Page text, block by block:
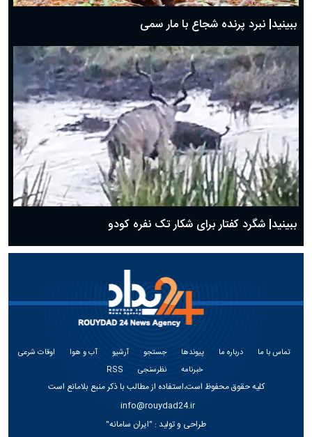
ببینید| نبرد پرنده شجاع با مار سمی
ببینید| شگرد کفتار برای شکار تک نفره کودو
تماس با ما درباره ما پیوندها جستجو آرشیو آب و هوا
اوقات شرعی
خبرنامه
نظرسنجی RSS
کلیه حقوق محفوظ است،استفاده از مطالب با ذکر منبع بلامانع است
info@rouydad24.ir
طراحی و تولید : "ایران سامانه"